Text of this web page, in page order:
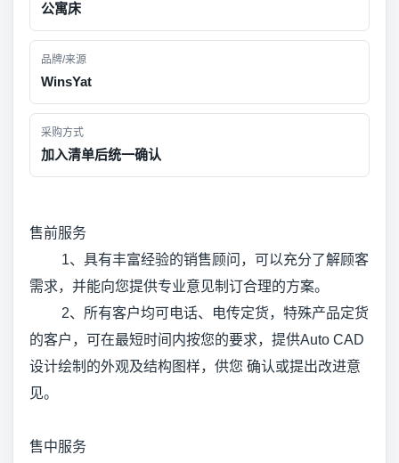
公寓床
品牌/来源
WinsYat
采购方式
加入清单后统一确认
售前服务
1、具有丰富经验的销售顾问，可以充分了解顾客
需求，并能向您提供专业意见制订合理的方案。
2、所有客户均可电话、电传定货，特殊产品定货
的客户，可在最短时间内按您的要求，提供Auto CAD
设计绘制的外观及结构图样，供您 确认或提出改进意
见。
售中服务